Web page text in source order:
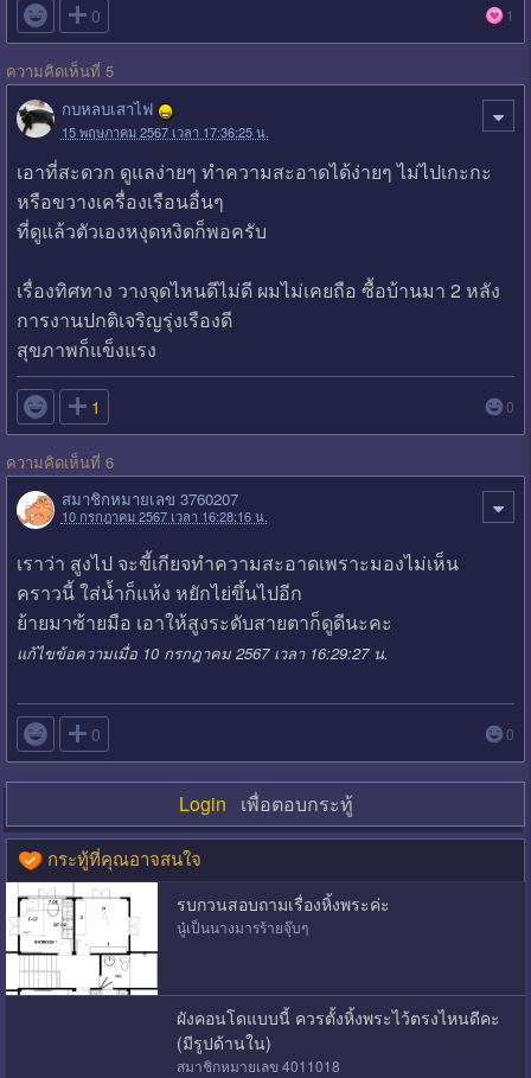
 0 1
ความคิดเห็นที่ 5
กบหลบเสาไฟ
15 พฤษภาคม 2567 เวลา 17:36:25 น.
เอาที่สะดวก ดูแลง่ายๆ ทำความสะอาดได้ง่ายๆ ไม่ไปเกะกะ
หรือขวางเครื่องเรือนอื่นๆ
ที่ดูแล้วตัวเองหงุดหงิดก็พอครับ
เรื่องทิศทาง วางจุดไหนดีไม่ดี ผมไม่เคยถือ ซื้อบ้านมา 2 หลัง
การงานปกติเจริญรุ่งเรืองดี
สุขภาพก็แข็งแรง
 1 0
ความคิดเห็นที่ 6
สมาชิกหมายเลข 3760207
10 กรกฎาคม 2567 เวลา 16:28:16 น.
เราว่า สูงไป จะขี้เกียจทำความสะอาดเพราะมองไม่เห็น
คราวนี้ ใส่น้ำก็แห้ง หยักไย่ขึ้นไปอีก
ย้ายมาซ้ายมือ เอาให้สูงระดับสายตาก็ดูดีนะคะ
แก้ไขข้อความเมื่อ 10 กรกฎาคม 2567 เวลา 16:29:27 น.
 0 0
Login เพื่อตอบกระทู้
กระทู้ที่คุณอาจสนใจ
รบกวนสอบถามเรื่องหิ้งพระค่ะ
นู๋เป็นนางมารร้ายจุ๊บๆ
ผังคอนโดแบบนี้ ควรตั้งหิ้งพระไว้ตรงไหนดีคะ
(มีรูปด้านใน)
สมาชิกหมายเลข 4011018